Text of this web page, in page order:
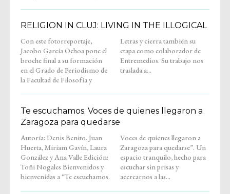
RELIGION IN CLUJ: LIVING IN THE ILLOGICAL
Con este fotorreportaje,
Jacobo García Ochoa pone el
broche final a su formación
en el Grado de Periodismo de
la Facultad de Filosofía y
Letras y cierra también su
etapa como colaborador de
Entremedios. Su trabajo nos
traslada a...
Te escuchamos. Voces de quienes llegaron a
Zaragoza para quedarse
Autoría: Denis Benito, Juan
Huerta, Miriam Gavín, Laura
González y Ana Valle Edición:
Toñi Nogales Bienvenidos y
bienvenidas a “Te escuchamos.
Voces de quienes llegaron a
Zaragoza para quedarse”. Un
espacio tranquilo, hecho para
escuchar sin prisas y
acercarnos a las...